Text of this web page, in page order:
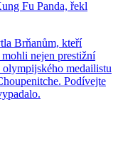
Fu Panda, řekl
Brňanům, kteří
nejen prestižní
olympijského medailistu
Podívejte